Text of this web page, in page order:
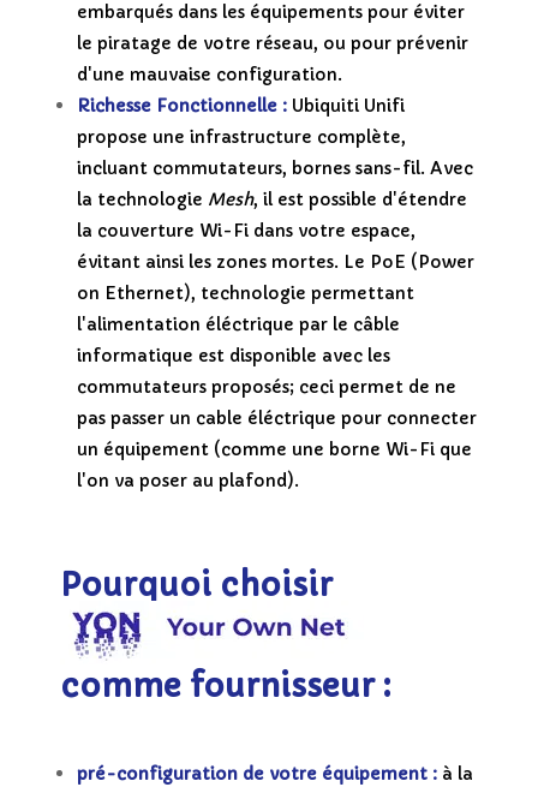
embarqués dans les équipements pour éviter
le piratage de votre réseau, ou pour prévenir
d'une mauvaise configuration.
Richesse Fonctionnelle : Ubiquiti Unifi
propose une infrastructure complète,
incluant commutateurs, bornes sans-fil. Avec
la technologie Mesh, il est possible d'étendre
la couverture Wi-Fi dans votre espace,
évitant ainsi les zones mortes. Le PoE (Power
on Ethernet), technologie permettant
l'alimentation éléctrique par le câble
informatique est disponible avec les
commutateurs proposés; ceci permet de ne
pas passer un cable éléctrique pour connecter
un équipement (comme une borne Wi-Fi que
l'on va poser au plafond).
Pourquoi choisir
comme fournisseur :
pré-configuration de votre équipement : à la